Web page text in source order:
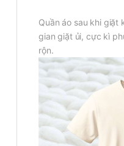
Quần áo sau khi giặt
gian giặt ủi, cực kì
rộn.